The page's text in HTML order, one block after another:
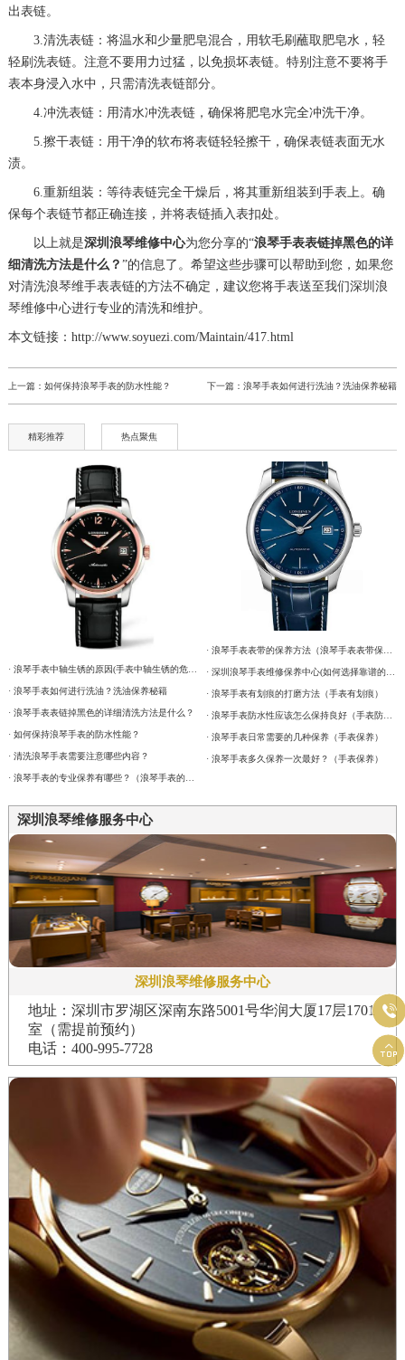
出表链。
3.清洗表链：将温水和少量肥皂混合，用软毛刷蘸取肥皂水，轻
轻刷洗表链。注意不要用力过猛，以免损坏表链。特别注意不要将手
表本身浸入水中，只需清洗表链部分。
4.冲洗表链：用清水冲洗表链，确保将肥皂水完全冲洗干净。
5.擦干表链：用干净的软布将表链轻轻擦干，确保表链表面无水
渍。
6.重新组装：等待表链完全干燥后，将其重新组装到手表上。确
保每个表链节都正确连接，并将表链插入表扣处。
以上就是深圳浪琴维修中心为您分享的“浪琴手表表链掉黑色的详
细清洗方法是什么？ ”的信息了。希望这些步骤可以帮助到您，如果您
对清洗浪琴维手表表链的方法不确定，建议您将手表送至我们深圳浪
琴维修中心进行专业的清洗和维护。
本文链接：http://www.soyuezi.com/Maintain/417.html
上一篇： 如何保持浪琴手表的防水性能？ 下一篇：浪琴手表如何进行洗油？洗油保养秘籍
精彩推荐 热点聚焦
· 浪琴手表中轴生锈的原因(手表中轴生锈的危害)
· 浪琴手表如何进行洗油？洗油保养秘籍
· 浪琴手表表链掉黑色的详细清洗方法是什么？
· 如何保持浪琴手表的防水性能？
· 清洗浪琴手表需要注意哪些内容？
· 浪琴手表的专业保养有哪些？（浪琴手表的专业保养）
· 浪琴手表有划痕的打磨方法（手表有划痕）
· 浪琴手表日常需要的几种保养（手表保养）
· 浪琴手表多久保养一次最好？（手表保养）
深圳浪琴维修服务中心
深圳浪琴维修服务中心
地址：深圳市罗湖区深南东路5001号华润大厦17层1701
室（需提前预约）
电话：400-995-7728

